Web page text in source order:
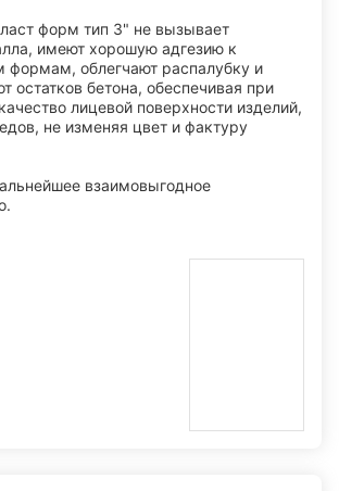
форм тип 3" не вызывает
имеют хорошую адгезию к
формам, облегчают распалубку и
остатков бетона, обеспечивая при
лицевой поверхности изделий,
не изменяя цвет и фактуру
взаимовыгодное